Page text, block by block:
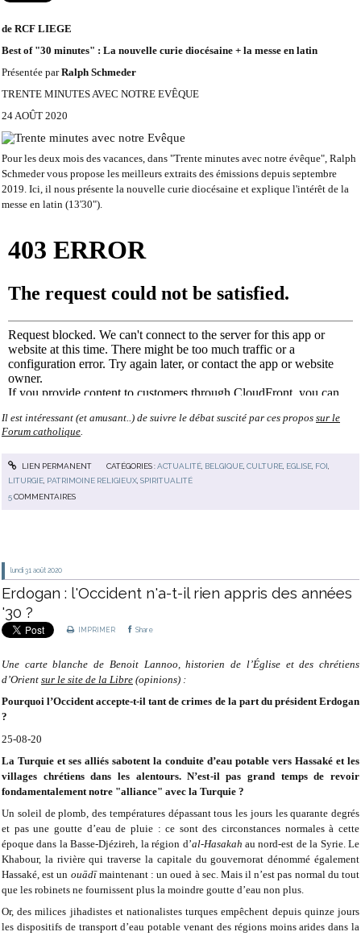
de RCF LIEGE
Best of "30 minutes" : La nouvelle curie diocésaine + la messe en latin
Présentée parRalph Schmeder
TRENTE MINUTES AVEC NOTRE EVÊQUE
24 AOÛT 2020
Pour les deux mois des vacances, dans "Trente minutes avec notre évêque", Ralph
Schmeder vous propose les meilleurs extraits des émissions depuis septembre
2019. Ici, il nous présente la nouvelle curie diocésaine et explique l'intérêt de la
messe en latin (13'30").
Il est intéressant (et amusant..) de suivre le débat suscité par ces propos sur le
Forum catholique.
LIEN PERMANENT CATÉGORIES :ACTUALITÉ, BELGIQUE, CULTURE, EGLISE, FOI
LITURGIE, PATRIMOINE RELIGIEUX,SPIRITUALITÉ
5COMMENTAIRES
lundi 31 août 2020
Erdogan : l'Occident n'a-t-il rien appris des années
'30 ?
IMPRIMER Share
Une carte blanche de Benoit Lannoo, historien de l’Église et des chrétiens
d’Orient sur le site de la Libre (opinions) :
Pourquoi l’Occident accepte-t-il tant de crimes de la part du président Erdogan
?
25-08-20
La Turquie et ses alliés sabotent la conduite d’eau potable vers Hassaké et les
villages chrétiens dans les alentours. N’est-il pas grand temps de revoir
fondamentalement notre "alliance" avec la Turquie ?
Un soleil de plomb, des températures dépassant tous les jours les quarante degrés
et pas une goutte d’eau de pluie : ce sont des circonstances normales à cette
époque dans la Basse-Djézireh, la région d’al-Hasakah au nord-est de la Syrie. Le
Khabour, la rivière qui traverse la capitale du gouvernorat dénommé également
Hassaké, est un ouādīmaintenant : un oued à sec. Mais il n’est pas normal du tout
que les robinets ne fournissent plus la moindre goutte d’eau non plus.
Or, des milices jihadistes et nationalistes turques empêchent depuis quinze jours
les dispositifs de transport d’eau potable venant des régions moins arides dans la